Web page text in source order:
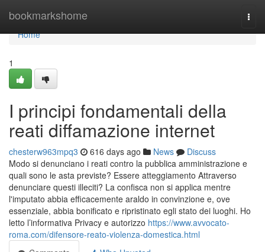
bookmarkshome
Home
Home
1
I principi fondamentali della
reati diffamazione internet
chesterw963mpq3 616 days ago News
Discuss
Modo si denunciano i reati contro la pubblica amministrazione e
quali sono le asta previste? Essere atteggiamento Attraverso
denunciare questi illeciti? La confisca non si applica mentre
l'imputato abbia efficacemente araldo in convinzione e, ove
essenziale, abbia bonificato e ripristinato egli stato dei luoghi. Ho
letto l’informativa Privacy e autorizzo https://www.avvocato-
roma.com/difensore-reato-violenza-domestica.html